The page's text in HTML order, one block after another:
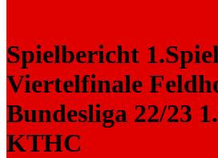
Spielbericht
Viertelfinale
Bundesliga 22/23
KTHC